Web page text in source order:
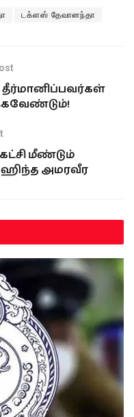
டக்ளஸ் தேவானந்தா
தீர்மானிப்பவர்கள்
மீண்டும்
அமரவீர